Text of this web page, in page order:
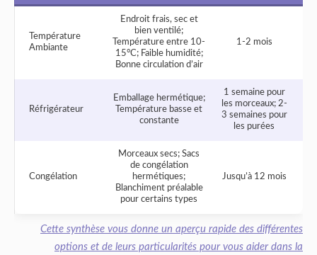
Température
Ambiante
Endroit frais, sec et
bien ventilé;
Température entre 10-
15°C; Faible humidité;
Bonne circulation d’air
1-2 mois
Réfrigérateur
Emballage hermétique;
Température basse et
constante
1 semaine pour
les morceaux; 2-
3 semaines pour
les purées
Congélation
Morceaux secs; Sacs
de congélation
hermétiques;
Blanchiment préalable
pour certains types
Jusqu’à 12 mois
Cette synthèse vous donne un aperçu rapide des différentes
options et de leurs particularités pour vous aider dans la